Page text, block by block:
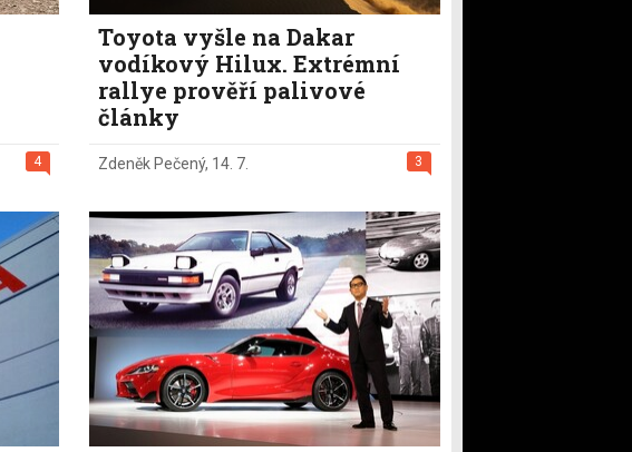
4
Toyota vyšle na Dakar
vodíkový Hilux. Extrémní
rallye prověří palivové
články
3
Zdeněk Pečený, 14. 7.